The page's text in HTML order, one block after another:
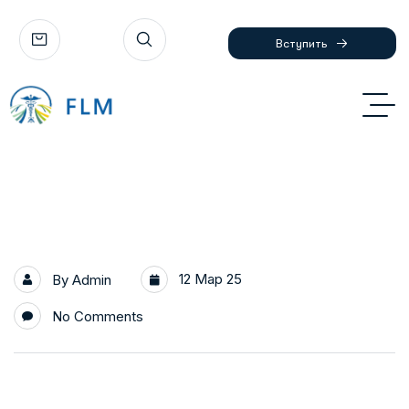
Вступить
By Admin 12 Мар 25
No Comments